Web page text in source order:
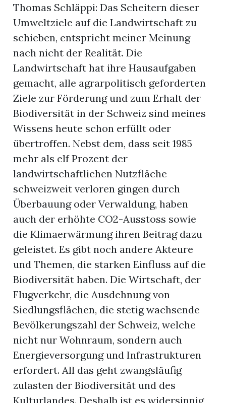
Thomas Schläppi: Das Scheitern dieser
Umweltziele auf die Landwirtschaft zu
schieben, entspricht meiner Meinung
nach nicht der Realität. Die
Landwirtschaft hat ihre Hausaufgaben
gemacht, alle agrarpolitisch geforderten
Ziele zur Förderung und zum Erhalt der
Biodiversität in der Schweiz sind meines
Wissens heute schon erfüllt oder
übertroffen. Nebst dem, dass seit 1985
mehr als elf Prozent der
landwirtschaftlichen Nutzfläche
schweizweit verloren gingen durch
Überbauung oder Verwaldung, haben
auch der erhöhte CO2-Ausstoss sowie
die Klimaerwärmung ihren Beitrag dazu
geleistet. Es gibt noch andere Akteure
und Themen, die starken Einfluss auf die
Biodiversität haben. Die Wirtschaft, der
Flugverkehr, die Ausdehnung von
Siedlungsflächen, die stetig wachsende
Bevölkerungszahl der Schweiz, welche
nicht nur Wohnraum, sondern auch
Energieversorgung und Infrastrukturen
erfordert. All das geht zwangsläufig
zulasten der Biodiversität und des
Kulturlandes. Deshalb ist es widersinnig,